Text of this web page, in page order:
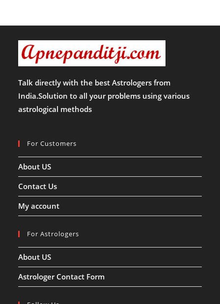
क्या
शुभ
मुहूर्त,
पूजन
विधि,
वरुथिनी
एकादशी
की
कथा,
वरुथिनी
Talk directly with the best Astrologers from
India.Solution to all your problems using various
astrological methods
For Customers
About US
Contact Us
My account
For Astrologers
About US
Astrologer Contact Form